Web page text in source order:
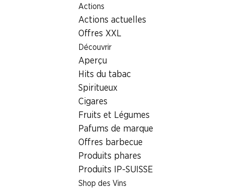
Actions
Actions actuelles
Offres XXL
Découvrir
Aperçu
Hits du tabac
Spiritueux
Cigares
Fruits et Légumes
Pafums de marque
Offres barbecue
Produits phares
Produits IP-SUISSE
Shop des Vins
Localisateur de succursales
Succursale Denner Rue du Simplon 37, 1920 Martigny
1920 Martigny, Centre
Succursale Denner
Rue du Simplon 37, 1920 Martigny
Voir l’itinéraire